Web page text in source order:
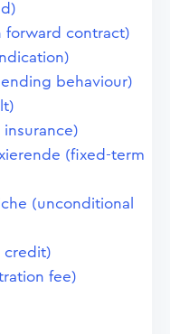
forward contract)
behaviour)
(fixed-term
(unconditional
credit)
fee)